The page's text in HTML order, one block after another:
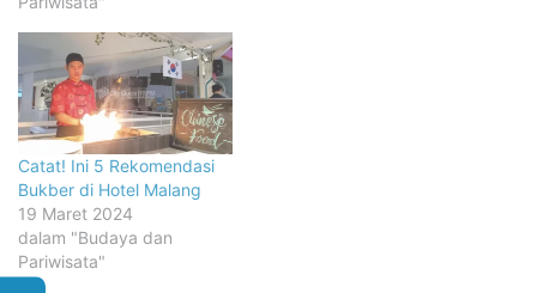
Catat! Ini 5 Rekomendasi
Bukber di Hotel Malang
19 Maret 2024
dalam "Budaya dan
Pariwisata"